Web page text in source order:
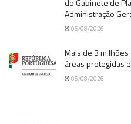
do Gabinete de
Administração
05/08/2026
Mais de 3
áreas protegidas
05/08/2026